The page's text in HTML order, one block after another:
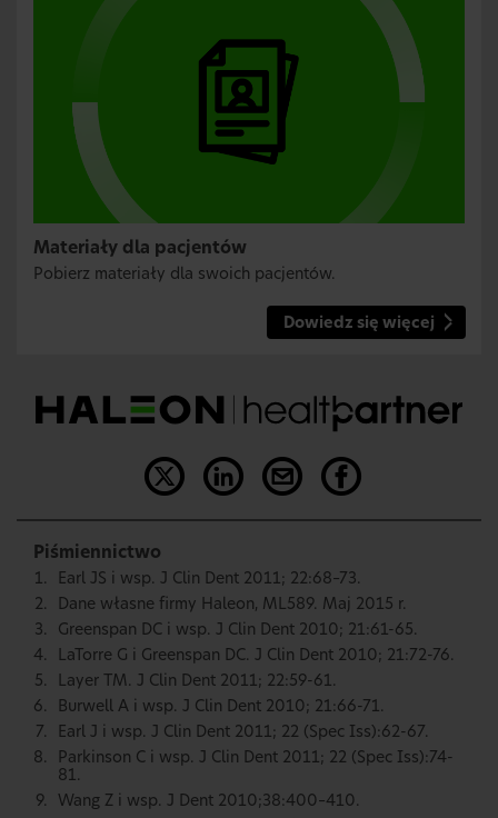
Materiały dla pacjentów
Pobierz materiały dla swoich pacjentów.
Dowiedz się więcej
Piśmiennictwo
Earl JS i wsp. J Clin Dent 2011; 22:68–73.
Dane własne firmy Haleon, ML589. Maj 2015 r.
Greenspan DC i wsp. J Clin Dent 2010; 21:61-65.
LaTorre G i Greenspan DC. J Clin Dent 2010; 21:72-76.
Layer TM. J Clin Dent 2011; 22:59-61.
Burwell A i wsp. J Clin Dent 2010; 21:66-71.
Earl J i wsp. J Clin Dent 2011; 22 (Spec Iss):62-67.
Parkinson C i wsp. J Clin Dent 2011; 22 (Spec Iss):74-
81.
Wang Z i wsp. J Dent 2010;38:400–410.